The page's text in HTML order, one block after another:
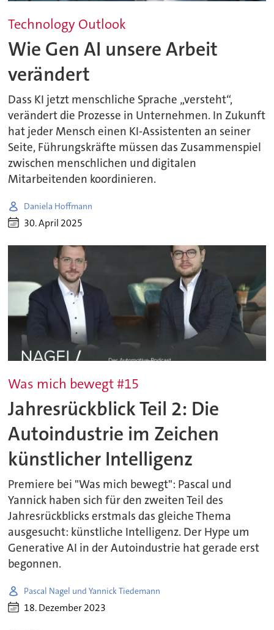
Technology Outlook
Wie Gen AI unsere Arbeit
verändert
Dass KI jetzt menschliche Sprache „versteht“,
verändert die Prozesse in Unternehmen. In Zukunft
hat jeder Mensch einen KI-Assistenten an seiner
Seite, Führungskräfte müssen das Zusammenspiel
zwischen menschlichen und digitalen
Mitarbeitenden koordinieren.
Daniela Hoffmann
30. April 2025
Was mich bewegt #15
Jahresrückblick Teil 2: Die
Autoindustrie im Zeichen
künstlicher Intelligenz
Premiere bei "Was mich bewegt": Pascal und
Yannick haben sich für den zweiten Teil des
Jahresrückblicks erstmals das gleiche Thema
ausgesucht: künstliche Intelligenz. Der Hype um
Generative AI in der Autoindustrie hat gerade erst
begonnen.
Pascal Nagel und Yannick Tiedemann
18. Dezember 2023